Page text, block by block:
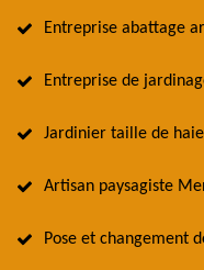
Entreprise abattage
Entreprise de
Jardinier taille de
Artisan paysagiste
Pose et changement